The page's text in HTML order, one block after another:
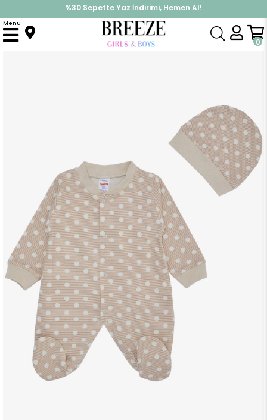
%30 Sepette Yaz İndirimi, Hemen Al!
İndirimlere ek %10 İndirimi Kap, Hemen Üye Ol!
0
Menu
Anasayfa Tulum